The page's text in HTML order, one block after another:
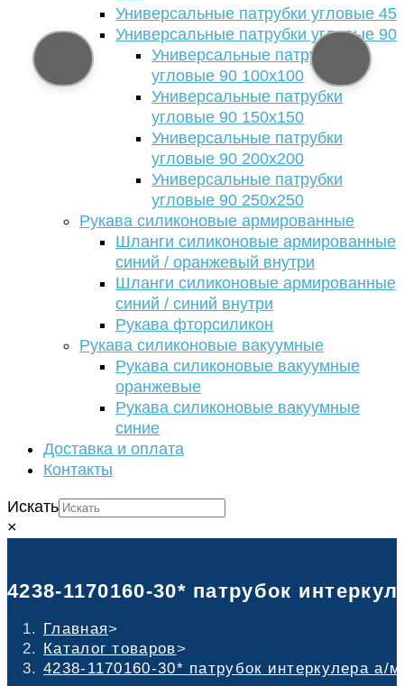
Универсальные патрубки угловые 45
Универсальные патрубки угловые 90
Универсальные патрубки
угловые 90 100х100
Универсальные патрубки
угловые 90 150х150
Универсальные патрубки
угловые 90 200х200
Универсальные патрубки
угловые 90 250х250
Рукава силиконовые армированные
Шланги силиконовые армированные
синий / оранжевый внутри
Шланги силиконовые армированные
синий / синий внутри
Рукава фторсиликон
Рукава силиконовые вакуумные
Рукава силиконовые вакуумные
оранжевые
Рукава силиконовые вакуумные
синие
Доставка и оплата
Контакты
Искать
×
4238-1170160-30* патрубок
Главная>
Каталог товаров>
4238-1170160-30* патрубок интеркулера